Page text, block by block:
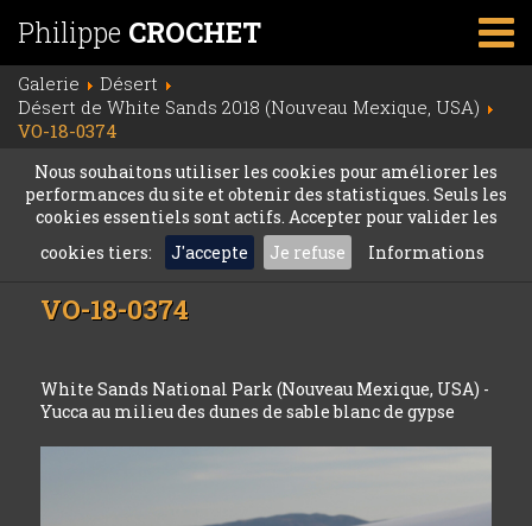
Philippe CROCHET
Galerie
Désert
Désert de White Sands 2018 (Nouveau Mexique, USA)
VO-18-0374
Nous souhaitons utiliser les cookies pour améliorer les
performances du site et obtenir des statistiques. Seuls les
cookies essentiels sont actifs. Accepter pour valider les
cookies tiers:
J'accepte Je refuse Informations
VO-18-0374
White Sands National Park (Nouveau Mexique, USA) -
Yucca au milieu des dunes de sable blanc de gypse